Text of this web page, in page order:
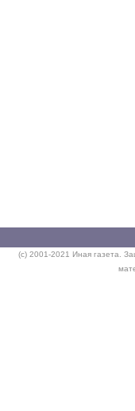
(c) 2001-2021 Иная газета.